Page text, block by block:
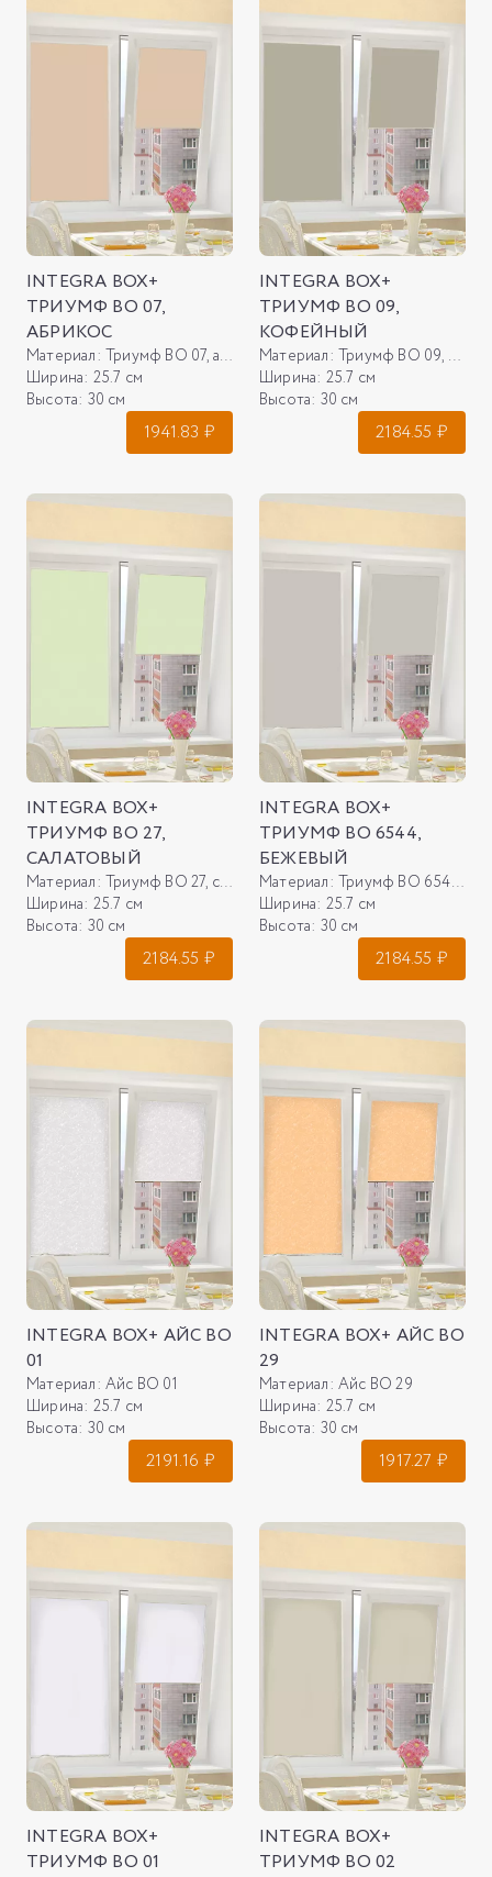
INTEGRA BOX+
ТРИУМФ ВО 07,
АБРИКОС
Материал: Триумф ВО 07, абрикос
Ширина: 25.7 см
Высота: 30 см
1941.83 ₽
INTEGRA BOX+
ТРИУМФ ВО 09,
КОФЕЙНЫЙ
Материал: Триумф ВО 09, кофейный
Ширина: 25.7 см
Высота: 30 см
2184.55 ₽
INTEGRA BOX+
ТРИУМФ ВО 27,
САЛАТОВЫЙ
Материал: Триумф ВО 27, салатовый
Ширина: 25.7 см
Высота: 30 см
2184.55 ₽
INTEGRA BOX+
ТРИУМФ ВО 6544,
БЕЖЕВЫЙ
Материал: Триумф ВО 6544, бежевый
Ширина: 25.7 см
Высота: 30 см
2184.55 ₽
INTEGRA BOX+ АЙС ВО
01
Материал: Айс ВО 01
Ширина: 25.7 см
Высота: 30 см
2191.16 ₽
INTEGRA BOX+ АЙС ВО
29
Материал: Айс ВО 29
Ширина: 25.7 см
Высота: 30 см
1917.27 ₽
INTEGRA BOX+
ТРИУМФ ВО 01
INTEGRA BOX+
ТРИУМФ ВО 02